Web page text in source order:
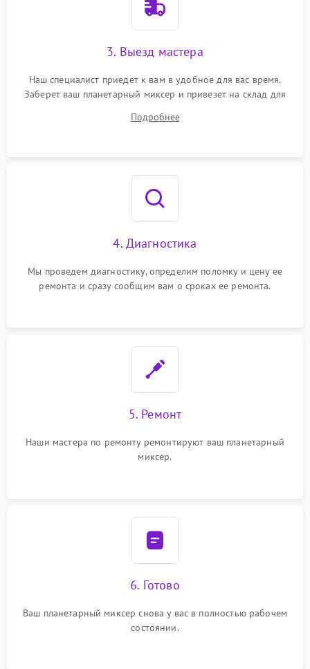
3. Выезд мастера
Наш специалист приедет к вам в удобное для вас время.
Заберет ваш планетарный миксер и привезет на склад для
Подробнее
4. Диагностика
Мы проведем диагностику, определим поломку и цену ее
ремонта и сразу сообщим вам о сроках ее ремонта.
5. Ремонт
Наши мастера по ремонту ремонтируют ваш планетарный
миксер.
6. Готово
Ваш планетарный миксер снова у вас в полностью рабочем
состоянии.